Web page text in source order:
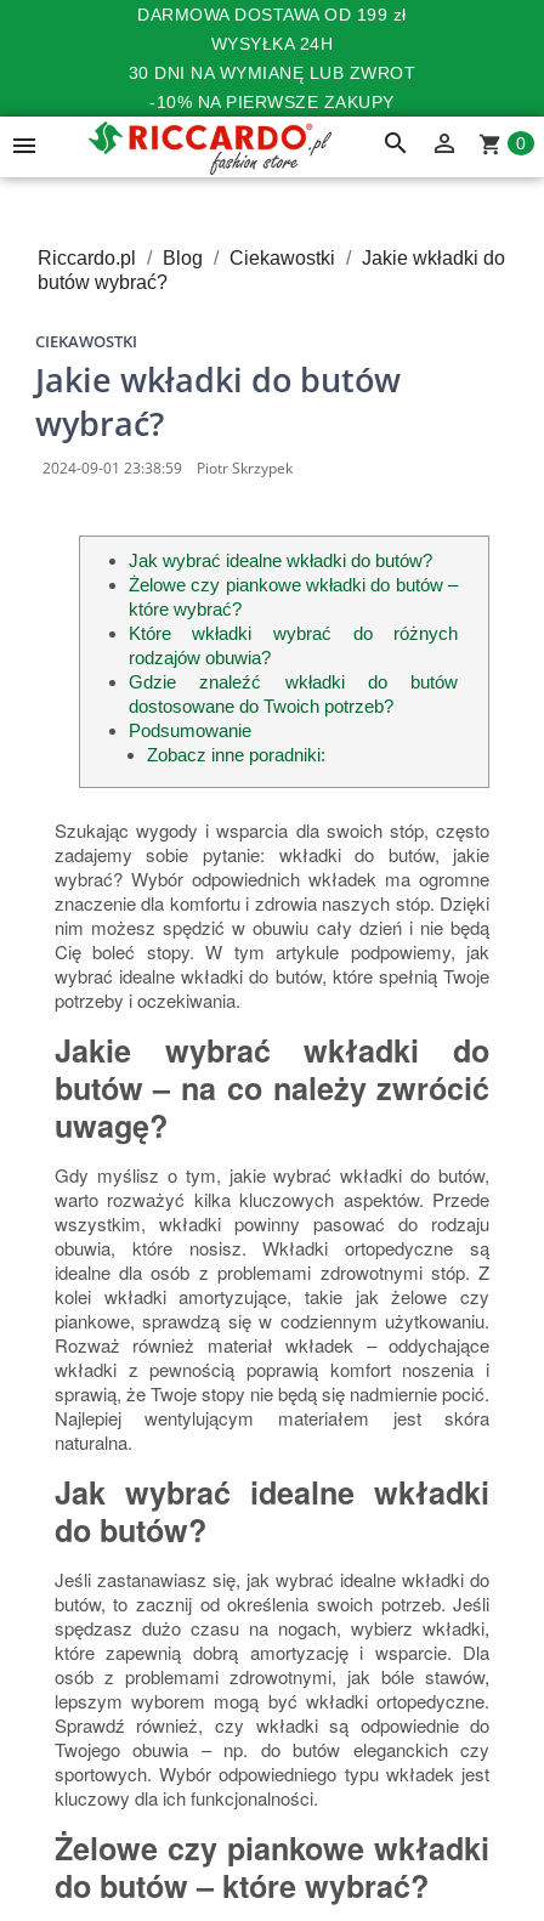
DARMOWA DOSTAWA OD 199 zł
WYSYŁKA 24H
30 DNI NA WYMIANĘ LUB ZWROT
-10% NA PIERWSZE ZAKUPY
 search  shopping_cart 0
Riccardo.pl Blog Ciekawostki
Jakie wkładki do
butów wybrać?
CIEKAWOSTKI
Jakie wkładki do butów
wybrać?
2024-09-01 23:38:59 Piotr Skrzypek
Jak wybrać idealne wkładki do butów?
Żelowe czy piankowe wkładki do butów –
które wybrać?
Które wkładki wybrać do różnych
rodzajów obuwia?
Gdzie znaleźć wkładki do butów
dostosowane do Twoich potrzeb?
Podsumowanie
Zobacz inne poradniki:
Szukając wygody i wsparcia dla swoich stóp,często
zadajemy sobie pytanie: wkładki do butów, jakie
wybrać?Wybór odpowiednich wkładek ma ogromne
znaczenie dla komfortu i zdrowia naszych stóp. Dzięki
nim możesz spędzić w obuwiu cały dzień i nie będą
Cię boleć stopy. W tym artykule podpowiemy, jak
wybrać idealne wkładki do butów, które spełnią Twoje
potrzeby i oczekiwania.
Jakie wybrać wkładki do
butów – na co należy zwrócić
uwagę?
Gdy myślisz o tym, jakie wybrać wkładki do butów,
warto rozważyć kilka kluczowych aspektów. Przede
wszystkim, wkładki powinny pasować do rodzaju
obuwia, które nosisz. Wkładki ortopedyczne są
idealne dla osób z problemami zdrowotnymi stóp. Z
kolei wkładki amortyzujące, takie jak żelowe czy
piankowe, sprawdzą się w codziennym użytkowaniu.
Rozważ również materiał wkładek – oddychające
wkładki z pewnością poprawią komfort noszenia i
sprawią, że Twoje stopy nie będą się nadmiernie pocić.
Najlepiej wentylującym materiałem jest skóra
naturalna.
Jak wybrać idealne wkładki
do butów?
Jeśli zastanawiasz się, jak wybrać idealne wkładki do
butów, to zacznij od określenia swoich potrzeb. Jeśli
spędzasz dużo czasu na nogach, wybierz wkładki,
które zapewnią dobrą amortyzację i wsparcie. Dla
osób z problemami zdrowotnymi, jak bóle stawów,
lepszym wyborem mogą być wkładki ortopedyczne.
Sprawdź również, czy wkładki są odpowiednie do
Twojego obuwia – np. do butów eleganckich czy
sportowych. Wybór odpowiedniego typu wkładek jest
kluczowy dla ich funkcjonalności.
Żelowe czy piankowe wkładki
do butów – które wybrać?